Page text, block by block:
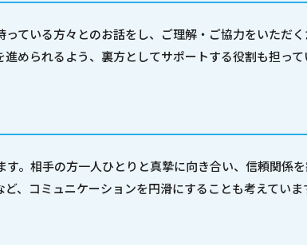
ている方々とのお話をし、ご理解・ご協力をいただ
められるよう、裏方としてサポートする役割も担って
。相手の方一人ひとりと真摯に向き合い、信頼関係
、コミュニケーションを円滑にすることも考えていま